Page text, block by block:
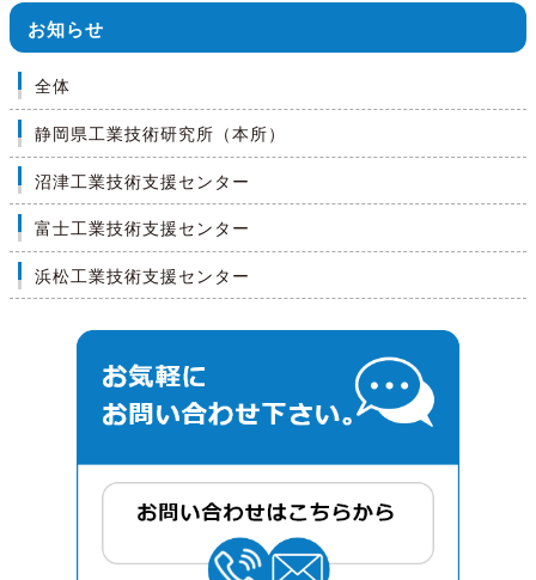
お知らせ
全体
静岡県工業技術研究所（本所）
沼津工業技術支援センター
富士工業技術支援センター
浜松工業技術支援センター